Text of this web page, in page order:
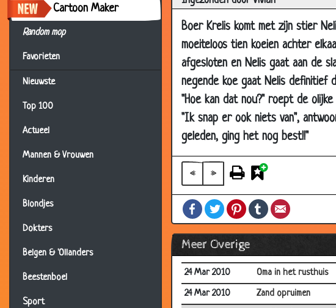
Cartoon Maker
Random mop
Favorieten
Nieuwste
Top 100
Actueel
Mannen & Vrouwen
Kinderen
Blondjes
Dokters
Belgen & 'Ollanders
Beestenboel
Sport
Boer Krelis komt met zijn stier
moeiteloos tien koeien achter
afgesloten en Nelis gaat aan de
negende koe gaat Nelis definitief
"Hoe kan dat nou?" roept de
"Ik snap er ook niets van",
geleden, ging het nog best!!"
« »
FacebookTwitterPinterestTumblr
Meer Overige
14 Apr 2010
Over z'n kale kop aaien
14 Apr 2010
De hele zaak een
14 Apr 2010
Darten zonder
14 Apr 2010
Bril nodig
14 Apr 2010
Geleidehond
14 Apr 2010
Pech dag
10 Apr 2010
Betast!
07 Apr 2010
Terug als kip
04 Apr 2010
Kleurrijke eitjes
03 Apr 2010
Hoedjes passen
24 Mar 2010
Oma in het rusthuis
24 Mar 2010
Zand opruimen